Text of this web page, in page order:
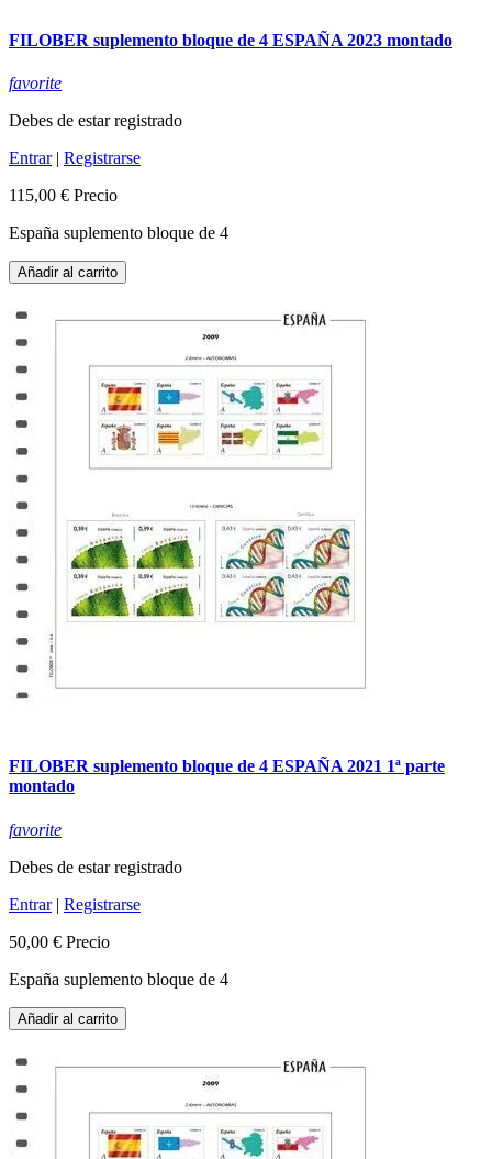
FILOBER suplemento bloque de 4 ESPAÑA 2023 montado
favorite
Debes de estar registrado
Entrar| Registrarse
115,00 € Precio
España suplemento bloque de 4
Añadir al carrito
FILOBER suplemento bloque de 4 ESPAÑA 2021 1ª parte
montado
favorite
Debes de estar registrado
Entrar| Registrarse
50,00 € Precio
España suplemento bloque de 4
Añadir al carrito